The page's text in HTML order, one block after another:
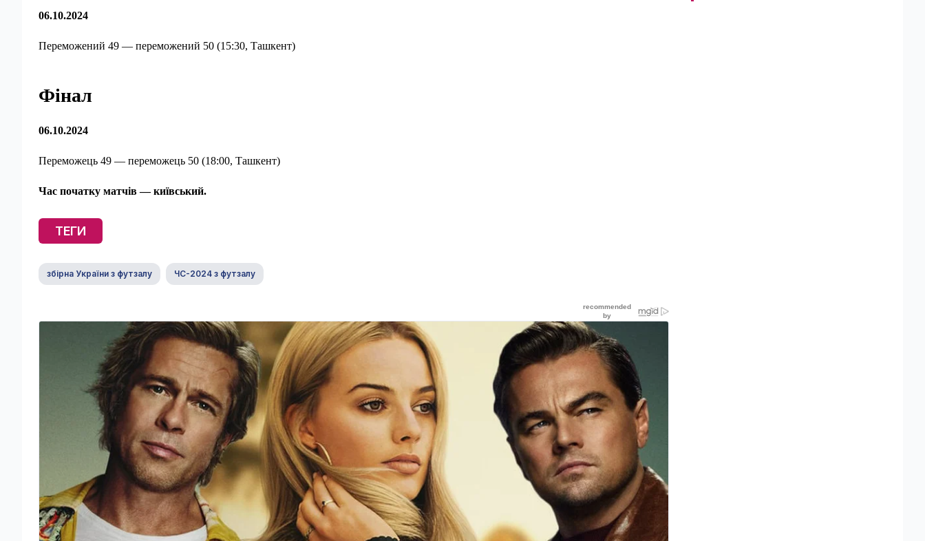
06.10.2024
Переможений 49 — переможений 50 (15:30, Ташкент)
Фінал
06.10.2024
Переможець 49 — переможець 50 (18:00, Ташкент)
Час початку матчів — київський.
ТЕГИ
збірна України з футзалу ЧС-2024 з футзалу